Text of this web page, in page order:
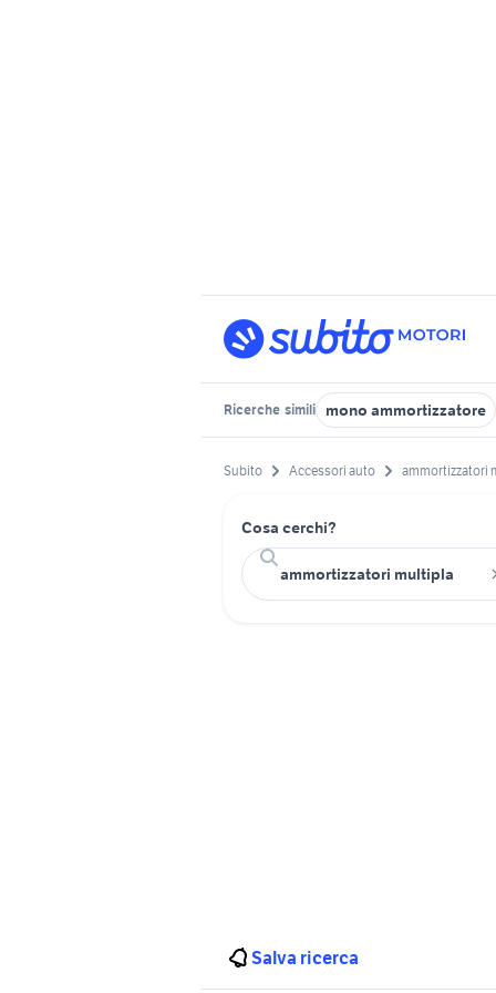
Ricerche simili mono ammortizzatore
Subito Accessori auto ammortizzatori
Cosa cerchi?
Salva ricerca